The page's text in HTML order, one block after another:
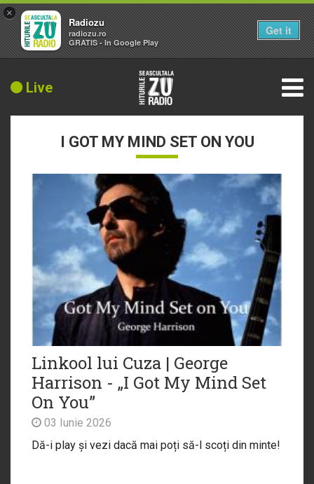
Live
I GOT MY MIND SET ON YOU
Linkool lui Cuza | George
Harrison - „I Got My Mind Set
On You”
03 Iunie 2026
Dă-i play și vezi dacă mai poți să-l scoți din minte!
×
Radiozu
radiozu.ro
GRATIS - In Google Play
Get it